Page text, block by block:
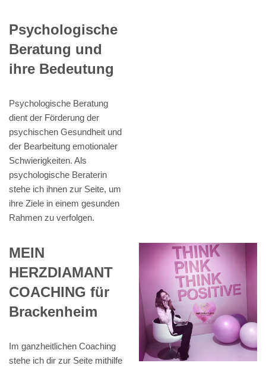
Psychologische
Beratung und
ihre Bedeutung
Psychologische Beratung
dient der Förderung der
psychischen Gesundheit und
der Bearbeitung emotionaler
Schwierigkeiten. Als
psychologische Beraterin
stehe ich ihnen zur Seite, um
ihre Ziele in einem gesunden
Rahmen zu verfolgen.
MEIN
HERZDIAMANT
COACHING für
Brackenheim
Im ganzheitlichen Coaching
stehe ich dir zur Seite mithilfe